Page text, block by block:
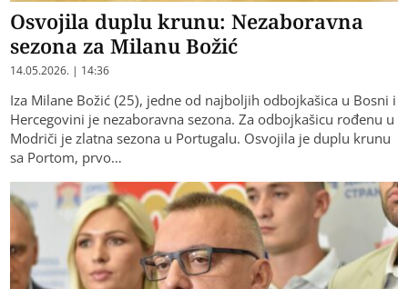
Osvojila duplu krunu: Nezaboravna
sezona za Milanu Božić
14.05.2026. | 14:36
Iza Milane Božić (25), jedne od najboljih odbojkašica u Bosni i
Hercegovini je nezaboravna sezona. Za odbojkašicu rođenu u
Modriči je zlatna sezona u Portugalu. Osvojila je duplu krunu
sa Portom, prvo…